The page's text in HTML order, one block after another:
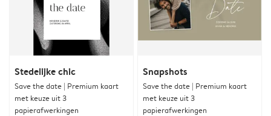
Stedelijke chic
Save the date | Premium kaart
met keuze uit 3
papierafwerkingen
Snapshots
Save the date | Premium kaart
met keuze uit 3
papierafwerkingen